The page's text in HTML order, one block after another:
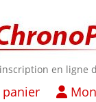
en ligne